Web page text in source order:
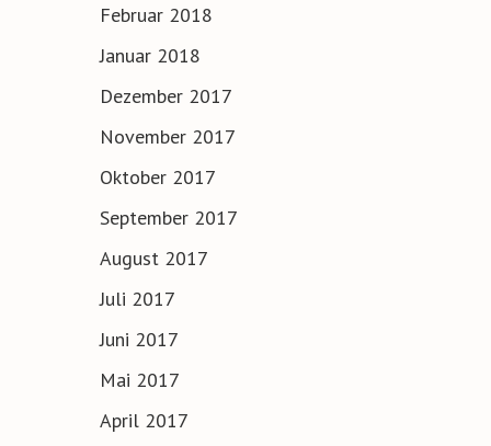
Februar 2018
Januar 2018
Dezember 2017
November 2017
Oktober 2017
September 2017
August 2017
Juli 2017
Juni 2017
Mai 2017
April 2017